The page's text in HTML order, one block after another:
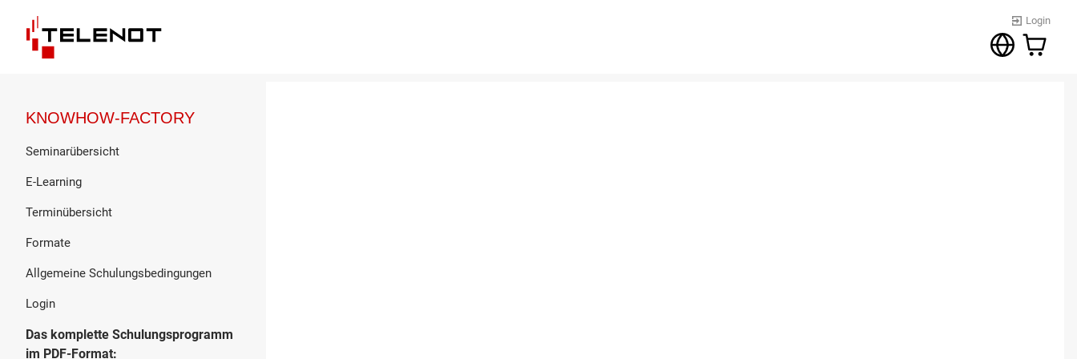
Login
KNOWHOW-FACTORY
Seminarübersicht
E-Learning
Terminübersicht
Formate
Allgemeine Schulungsbedingungen
Login
Das komplette Schulungsprogramm
im PDF-Format: